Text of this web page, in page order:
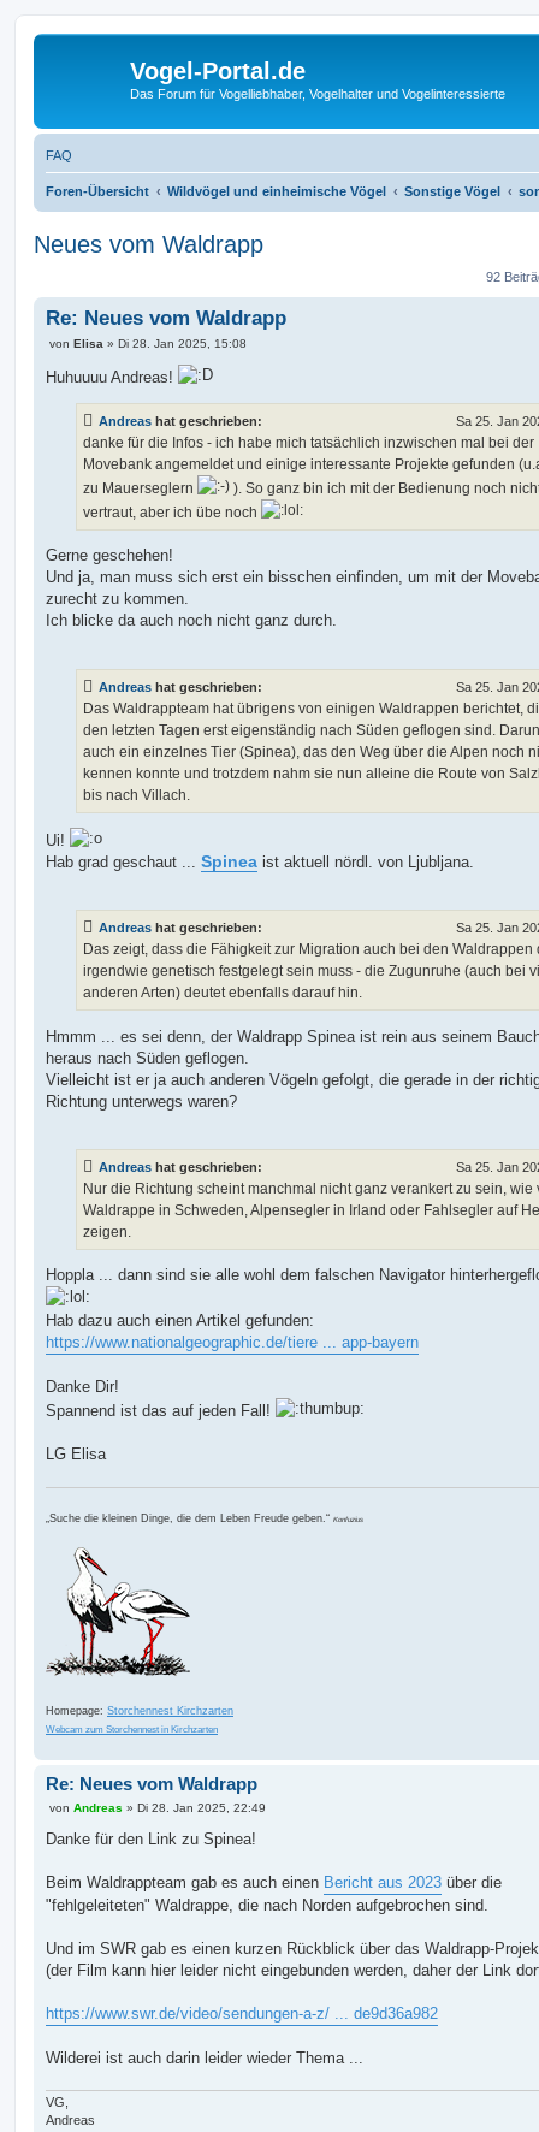
Vogel-Portal.de
Das Forum für Vogelliebhaber, Vogelhalter und Vogelinteressierte
FAQ
Foren-Übersicht Wildvögel und einheimische Vögel Sonstige Vögel
Neues vom Waldrapp
92
Re: Neues vom Waldrapp
B
t
von Elisa » Di 28. Jan 2025, 15:08
Huhuuuu Andreas!
Andreas hat geschrieben: Sa 25. Jan
danke für die Infos - ich habe mich tatsächlich inzwischen mal bei der
Movebank angemeldet und einige interessante Projekte gefunden
zu Mauerseglern
). So ganz bin ich mit der Bedienung noch
vertraut, aber ich übe noch
Gerne geschehen!
Und ja, man muss sich erst ein bisschen einfinden, um mit der
zurecht zu kommen.
Ich blicke da auch noch nicht ganz durch.
Andreas hat geschrieben: Sa 25. Jan
Das Waldrappteam hat übrigens von einigen Waldrappen berichtet,
den letzten Tagen erst eigenständig nach Süden geflogen sind.
auch ein einzelnes Tier (Spinea), das den Weg über die Alpen noch
kennen konnte und trotzdem nahm sie nun alleine die Route von
bis nach Villach.
Ui!
Hab grad geschaut ... Spinea ist aktuell nördl. von Ljubljana.
Andreas hat geschrieben: Sa 25. Jan
Das zeigt, dass die Fähigkeit zur Migration auch bei den Waldrappen
irgendwie genetisch festgelegt sein muss - die Zugunruhe (auch bei
anderen Arten) deutet ebenfalls darauf hin.
Hmmm ... es sei denn, der Waldrapp Spinea ist rein aus seinem
heraus nach Süden geflogen.
Vielleicht ist er ja auch anderen Vögeln gefolgt, die gerade in der
Richtung unterwegs waren?
Andreas hat geschrieben: Sa 25. Jan
Nur die Richtung scheint manchmal nicht ganz verankert zu sein, wie
Waldrappe in Schweden, Alpensegler in Irland oder Fahlsegler auf
zeigen.
Hoppla ... dann sind sie alle wohl dem falschen Navigator
Hab dazu auch einen Artikel gefunden:
https://www.nationalgeographic.de/tiere ... app-bayern
Danke Dir!
Spannend ist das auf jeden Fall!
LG Elisa
„Suche die kleinen Dinge, die dem Leben Freude geben.“ Konfuzius
Homepage: Storchennest Kirchzarten
Webcam zum Storchennest in Kirchzarten
Re: Neues vom Waldrapp
B
a
von Andreas » Di 28. Jan 2025, 22:49
Danke für den Link zu Spinea!
Beim Waldrappteam gab es auch einen Bericht aus 2023 über die
"fehlgeleiteten" Waldrappe, die nach Norden aufgebrochen sind.
Und im SWR gab es einen kurzen Rückblick über das Waldrapp-
(der Film kann hier leider nicht eingebunden werden, daher der Link
https://www.swr.de/video/sendungen-a-z/ ... de9d36a982
Wilderei ist auch darin leider wieder Thema ...
VG,
Andreas